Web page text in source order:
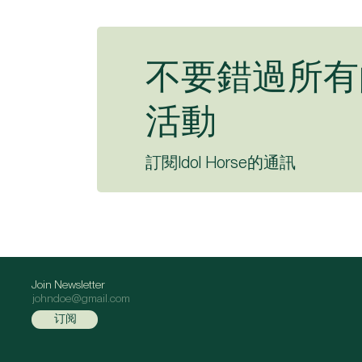
不要錯過所
活動
訂閱Idol Horse的通訊
Join Newsletter